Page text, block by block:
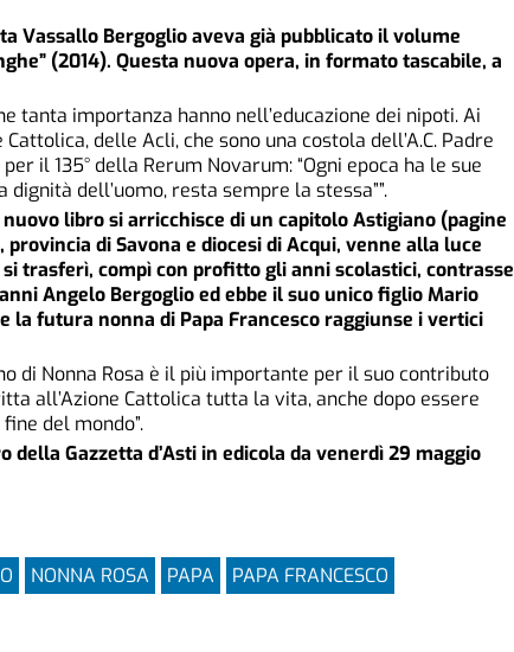
Vassallo Bergoglio aveva già pubblicato il volume
(2014). Questa nuova opera, in formato tascabile, a
tanta importanza hanno nell’educazione dei nipoti. Ai
delle Acli, che sono una costola dell’A.C. Padre
il 135° della Rerum Novarum: “Ogni epoca ha le sue
dell’uomo, resta sempre la stessa””.
libro si arricchisce di un capitolo Astigiano (pagine
provincia di Savona e diocesi di Acqui, venne alla luce
si trasferì, compì con profitto gli anni scolastici, contrasse
Angelo Bergoglio ed ebbe il suo unico figlio Mario
la futura nonna di Papa Francesco raggiunse i vertici
di Nonna Rosa è il più importante per il suo contributo
all’Azione Cattolica tutta la vita, anche dopo essere
del mondo”.
della Gazzetta d’Asti in edicola da venerdì 29 maggio
NONNA ROSA PAPA PAPA FRANCESCO